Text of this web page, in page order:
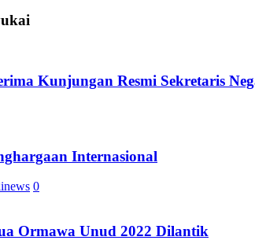
Kunjungan Resmi Sekretaris
Internasional
0
Ormawa Unud 2022 Dilantik